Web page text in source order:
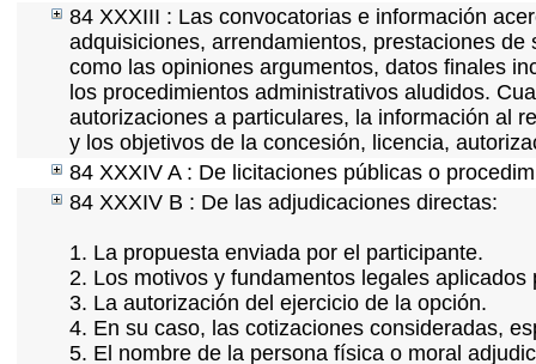
84 XXXIII : Las convocatorias e información
adquisiciones, arrendamientos, prestaciones
como las opiniones argumentos, datos finales
los procedimientos administrativos aludidos.
autorizaciones a particulares, la información al
y los objetivos de la concesión, licencia,
84 XXXIV A : De licitaciones públicas o
84 XXXIV B : De las adjudicaciones directas:
1. La propuesta enviada por el participante.
2. Los motivos y fundamentos legales aplicados
3. La autorización del ejercicio de la opción.
4. En su caso, las cotizaciones consideradas,
5. El nombre de la persona física o moral